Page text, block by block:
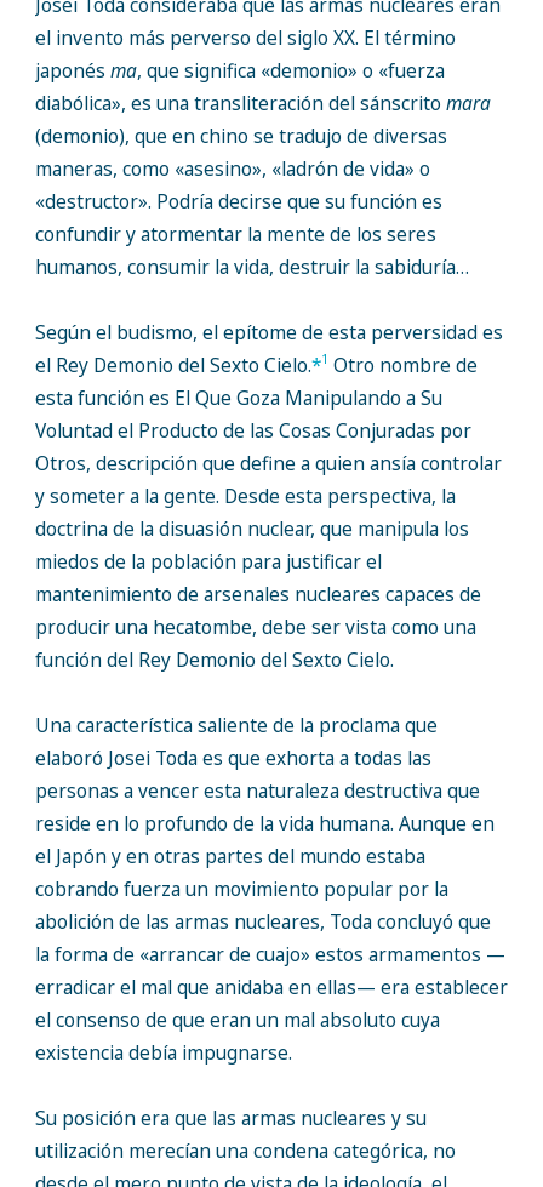
Josei Toda consideraba que las armas nucleares eran
el invento más perverso del siglo XX. El término
japonés ma, que significa «demonio» o «fuerza
diabólica», es una transliteración del sánscrito mara
(demonio), que en chino se tradujo de diversas
maneras, como «asesino», «ladrón de vida» o
«destructor». Podría decirse que su función es
confundir y atormentar la mente de los seres
humanos, consumir la vida, destruir la sabiduría…
Según el budismo, el epítome de esta perversidad es
el Rey Demonio del Sexto Cielo.*1 Otro nombre de
esta función es El Que Goza Manipulando a Su
Voluntad el Producto de las Cosas Conjuradas por
Otros, descripción que define a quien ansía controlar
y someter a la gente. Desde esta perspectiva, la
doctrina de la disuasión nuclear, que manipula los
miedos de la población para justificar el
mantenimiento de arsenales nucleares capaces de
producir una hecatombe, debe ser vista como una
función del Rey Demonio del Sexto Cielo.
Una característica saliente de la proclama que
elaboró Josei Toda es que exhorta a todas las
personas a vencer esta naturaleza destructiva que
reside en lo profundo de la vida humana. Aunque en
el Japón y en otras partes del mundo estaba
cobrando fuerza un movimiento popular por la
abolición de las armas nucleares, Toda concluyó que
la forma de «arrancar de cuajo» estos armamentos —
erradicar el mal que anidaba en ellas— era establecer
el consenso de que eran un mal absoluto cuya
existencia debía impugnarse.
Su posición era que las armas nucleares y su
utilización merecían una condena categórica, no